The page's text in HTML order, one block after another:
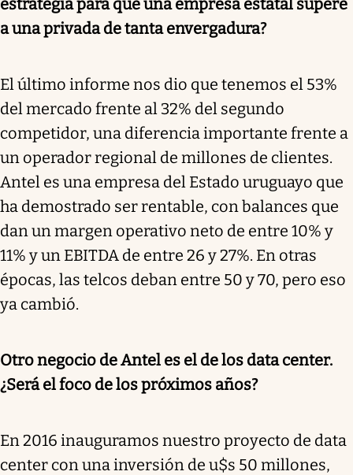
estrategia para que una empresa estatal supere
a una privada de tanta envergadura?
El último informe nos dio que tenemos el 53%
del mercado frente al 32% del segundo
competidor, una diferencia importante frente a
un operador regional de millones de clientes.
Antel es una empresa del Estado uruguayo que
ha demostrado ser rentable, con balances que
dan un margen operativo neto de entre 10% y
11% y un EBITDA de entre 26 y 27%. En otras
épocas, las telcos deban entre 50 y 70, pero eso
ya cambió.
Otro negocio de Antel es el de los data center.
¿Será el foco de los próximos años?
En 2016 inauguramos nuestro proyecto de data
center con una inversión de u$s 50 millones,